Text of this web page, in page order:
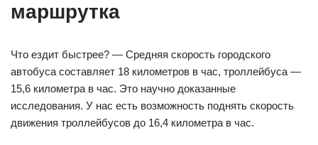
маршрутка
Что ездит быстрее? — Средняя скорость городского
автобуса составляет 18 километров в час, троллейбуса —
15,6 километра в час. Это научно доказанные
исследования. У нас есть возможность поднять скорость
движения троллейбусов до 16,4 километра в час.